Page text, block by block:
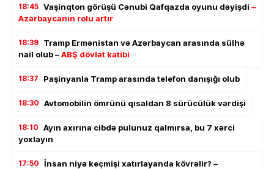
18:45 Vaşinqton görüşü Cənubi Qafqazda oyunu dəyişdi –
Azərbaycanın rolu artır
18:39 Tramp Ermənistan və Azərbaycan arasında sülhə
nail olub –ABŞ dövlət katibi
18:37 Paşinyanla Tramp arasında telefon danışığı olub
18:30 Avtomobilin ömrünü qısaldan 8 sürücülük vərdişi
18:10 Ayın axırına cibdə pulunuz qalmırsa, bu 7 xərci
yoxlayın
17:50 İnsan niyə keçmişi xatırlayanda kövrəlir? –